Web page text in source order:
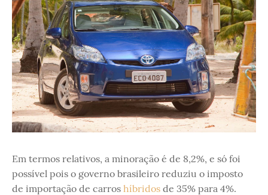
Em termos relativos, a minoração é de 8,2%, e só foi
possível pois o governo brasileiro reduziu o imposto
de importação de carros híbridos de 35% para 4%.